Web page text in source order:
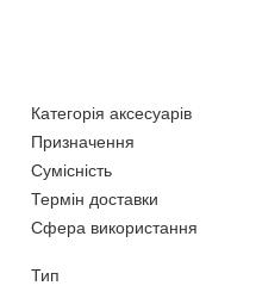
Категорія аксесуарів
Призначення
Сумісність
Термін доставки
Сфера використання
Тип